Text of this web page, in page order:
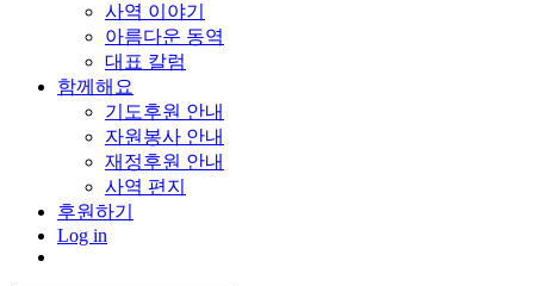
사역 이야기
아름다운 동역
대표 칼럼
함께해요
기도후원 안내
자원봉사 안내
재정후원 안내
사역 편지
후원하기
Log in